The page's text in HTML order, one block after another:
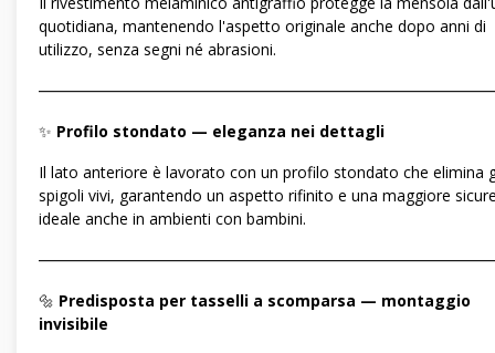
quotidiana, mantenendo l'aspetto originale anche dopo anni di
utilizzo, senza segni né abrasioni.
✨ Profilo stondato — eleganza nei dettagli
Il lato anteriore è lavorato con un profilo stondato che elimina
spigoli vivi, garantendo un aspetto rifinito e una maggiore
ideale anche in ambienti con bambini.
🔩 Predisposta per tasselli a scomparsa — montaggio
invisibile